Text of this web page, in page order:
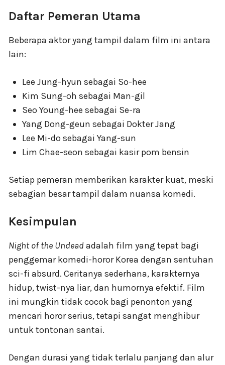
Daftar Pemeran Utama
Beberapa aktor yang tampil dalam film ini antara
lain:
Lee Jung-hyun sebagai So-hee
Kim Sung-oh sebagai Man-gil
Seo Young-hee sebagai Se-ra
Yang Dong-geun sebagai Dokter Jang
Lee Mi-do sebagai Yang-sun
Lim Chae-seon sebagai kasir pom bensin
Setiap pemeran memberikan karakter kuat, meski
sebagian besar tampil dalam nuansa komedi.
Kesimpulan
Night of the Undead adalah film yang tepat bagi
penggemar komedi-horor Korea dengan sentuhan
sci-fi absurd. Ceritanya sederhana, karakternya
hidup, twist-nya liar, dan humornya efektif. Film
ini mungkin tidak cocok bagi penonton yang
mencari horor serius, tetapi sangat menghibur
untuk tontonan santai.
Dengan durasi yang tidak terlalu panjang dan alur